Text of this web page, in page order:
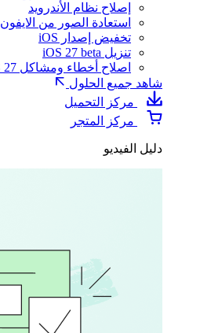
إصلاح نظام الأندرويد
استعادة الصور من الايفون
تخفيض إصدار iOS
تنزيل iOS 27 beta
اصلاح أخطاء ومشاكل iOS 27
شاهد جميع الحلول
مركز التحميل
مركز المتجر
دليل الفيديو